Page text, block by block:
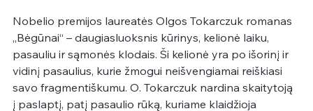
Nobelio premijos laureatės Olgos Tokarczuk romanas
,,Bėgūnai“ – daugiasluoksnis kūrinys, kelionė laiku,
pasauliu ir sąmonės klodais. Ši kelionė yra po išorinį ir
vidinį pasaulius, kurie žmogui neišvengiamai reiškiasi
savo fragmentiškumu. O. Tokarczuk nardina skaitytoją
į paslaptį, patį pasaulio rūką, kuriame klaidžioja